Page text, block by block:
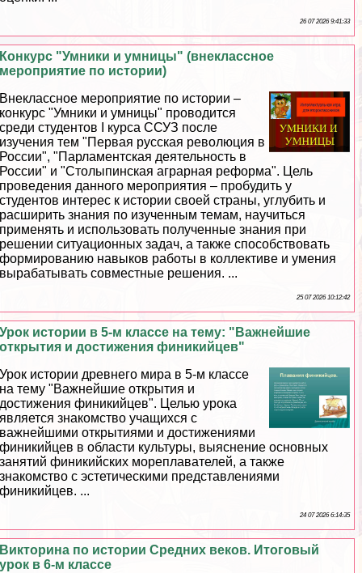
26 07 2026 9:41:33
Конкурс "Умники и умницы" (внеклассное
мероприятие по истории)
Внеклассное мероприятие по истории –
конкурс "Умники и умницы" проводится
среди студентов I курса ССУЗ после
изучения тем "Первая русская революция в
России", "Парламентская деятельность в
России" и "Столыпинская аграрная реформа". Цель
проведения данного мероприятия – пробудить у
студентов интерес к истории своей страны, углубить и
расширить знания по изученным темам, научиться
применять и использовать полученные знания при
решении ситуационных задач, а также способствовать
формированию навыков работы в коллективе и умения
выpaбатывать совместные решения. ...
25 07 2026 10:12:42
Урок истории в 5-м классе на тему: "Важнейшие
открытия и достижения финикийцев"
Урок истории древнего мира в 5-м классе
на тему "Важнейшие открытия и
достижения финикийцев". Целью урока
является знакомство учащихся с
важнейшими открытиями и достижениями
финикийцев в области культуры, выяснение основных
занятий финикийских мореплавателей, а также
знакомство с эстетическими представлениями
финикийцев. ...
24 07 2026 6:14:35
Викторина по истории Средних веков. Итоговый
урок в 6-м классе